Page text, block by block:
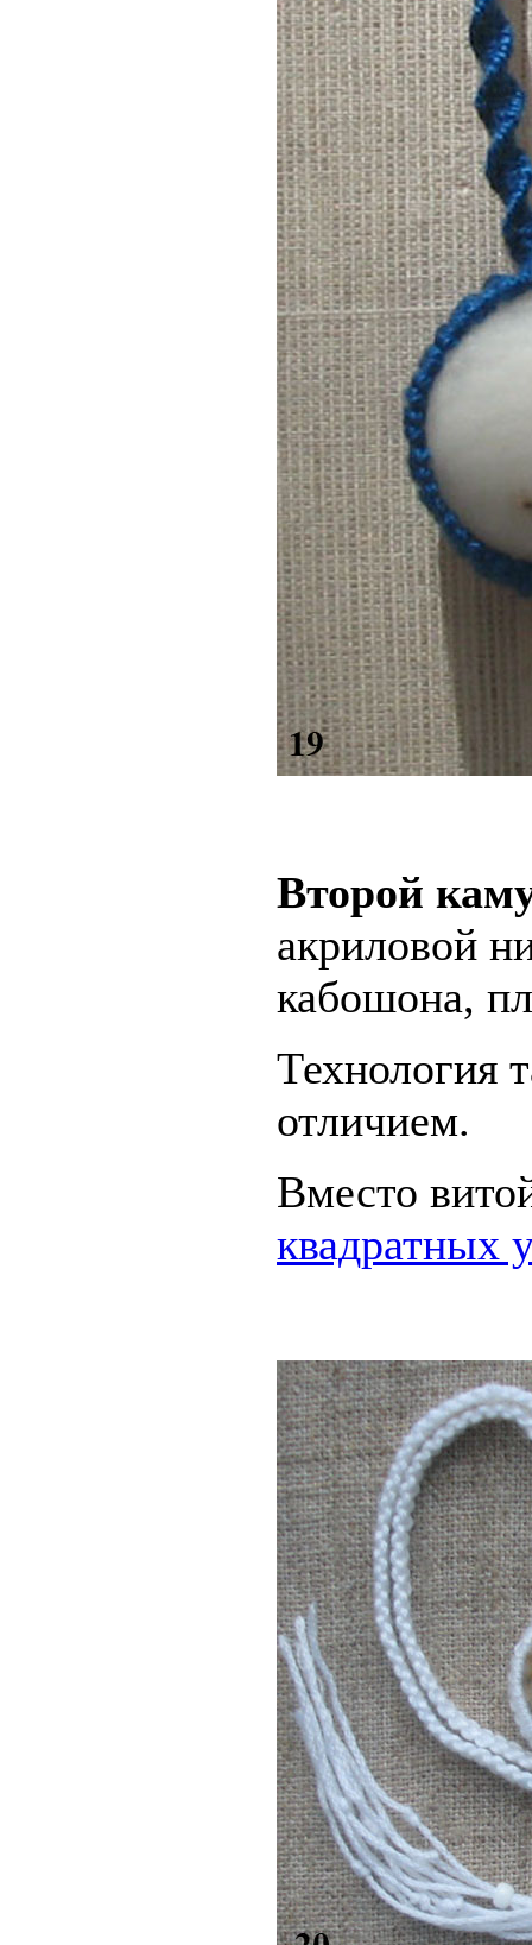
Второй
акриловой
кабошона,
Технология
отличием.
Вместо
квадратных